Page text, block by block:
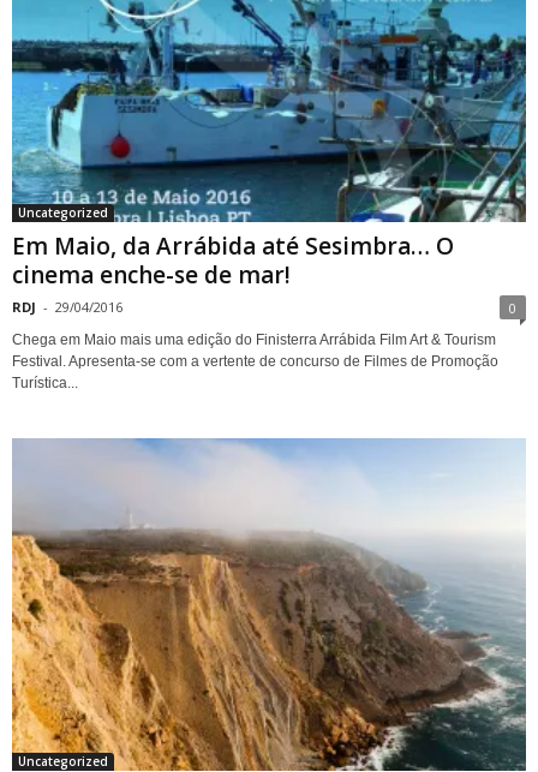
Uncategorized
Em Maio, da Arrábida até Sesimbra… O
cinema enche-se de mar!
RDJ - 29/04/2016 0
Chega em Maio mais uma edição do Finisterra Arrábida Film Art & Tourism
Festival. Apresenta-se com a vertente de concurso de Filmes de Promoção
Turística...
Uncategorized